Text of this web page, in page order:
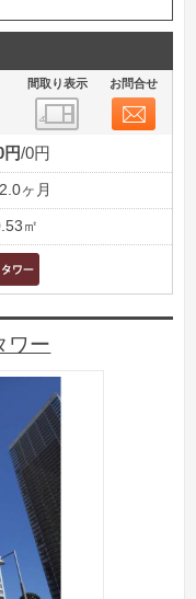
間取り表示 お問合せ
円 0円
2.0ヶ月
㎡
ワー